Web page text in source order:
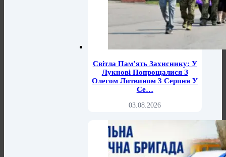
Світла Пам’ять Захиснику: У
Лукнові Попрощалися З
Олегом Литвином 3 Серпня У
Се…
03.08.2026